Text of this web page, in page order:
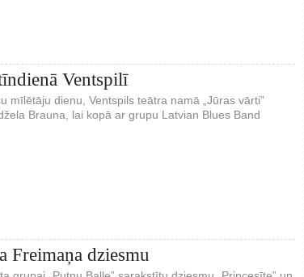
Ventspilī
mīlētāju dienu, Ventspils teātra namā „Jūras vārti”
Brauna, lai kopā ar grupu Latvian Blues Band
Freimaņa dziesmu